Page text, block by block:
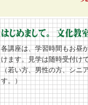
各講座は、学習時間もお昼
けます。見学は随時受付け
（若い方、男性の方、シニ
す。）